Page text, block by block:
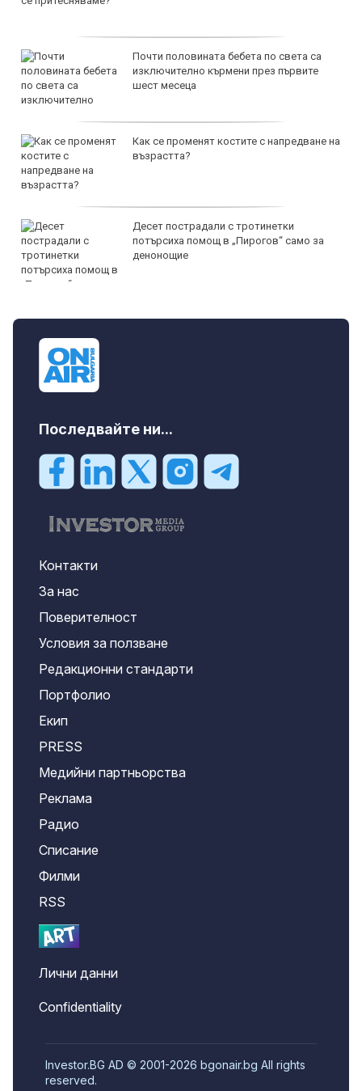
Почти половината бебета по света са
изключително кърмени през първите
шест месеца
Как се променят костите с напредване на
възрастта?
Десет пострадали с тротинетки
потърсиха помощ в „Пирогов“ само за
денонощие
Последвайте ни...
Контакти
За нас
Поверителност
Условия за ползване
Редакционни стандарти
Портфолио
Екип
PRESS
Медийни партньорства
Реклама
Радио
Списание
Филми
RSS
Лични данни
Confidentiality
Investor.BG AD © 2001-2026 bgonair.bg All rights
reserved.